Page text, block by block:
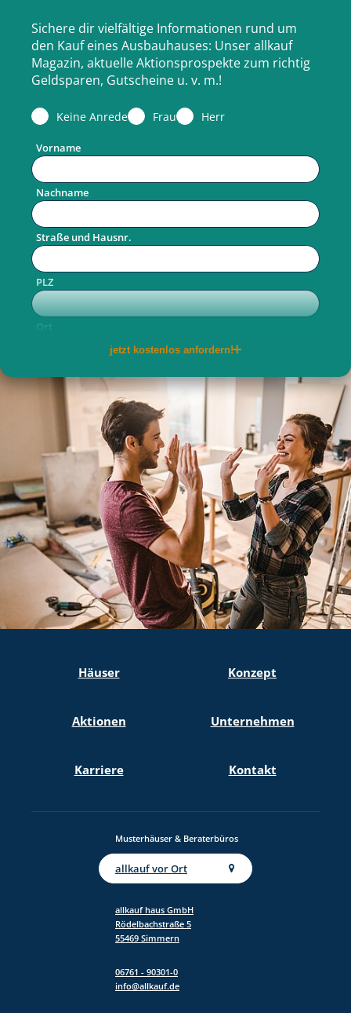
Sichere dir vielfältige Informationen rund um
den Kauf eines Ausbauhauses: Unser allkauf
Magazin, aktuelle Aktionsprospekte zum richtig
Geldsparen, Gutscheine u. v. m.!
Keine Anrede Frau Herr
Vorname
Nachname
Straße und Hausnr.
PLZ
Ort
per Post per E-Mail
Ja, ich willige ein, dass meine
personenbezogenen Daten von der allkauf haus
GmbH für Werbe- und Marketingzwecke zwecks
Information bzgl. Hauskauf erhoben und
verarbeitet werden (hierzu zählt insbesondere
die Zusendung von Werbe- und
Informationsmaterial als auch die telefonische
Kontaktaufnahme bzw. die Kontaktaufnahme per
für die Zukunft gegenüber der allkauf haus
FriendlyCaptcha ⇗
Jetzt kostenlos anfordern
jetzt kostenlos anfordern!
Häuser Konzept
Aktionen Unternehmen
Karriere Kontakt
Musterhäuser & Beraterbüros
allkauf vor Ort
allkauf haus GmbH
Rödelbachstraße 5
55469 Simmern
06761 - 90301-0
info@allkauf.de